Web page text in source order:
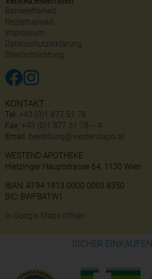
Barrierefreiheit
Rezeptupload
Impressum
Datenschutzerklärung
Streitschlichtung
KONTAKT
Tel: +43 (0)1 877 51 78
Fax: +43 (0)1 877 51 78 – 4
Email: bestellung@westendapo.at
WESTEND APOTHEKE
Hietzinger Hauptstrasse 64, 1130 Wien
IBAN: AT94 1813 0000 0003 8350
BIC: BWFBATW1
In Google Maps öffnen
SICHER EINKAUFEN